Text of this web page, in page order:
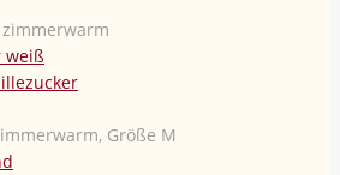
zimmerwarm
weiß
Größe M